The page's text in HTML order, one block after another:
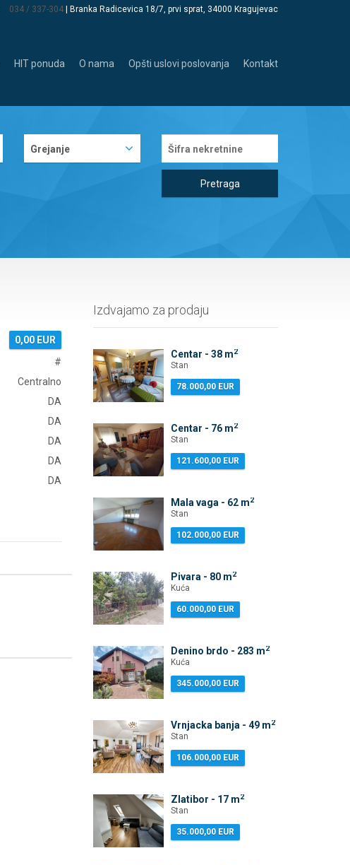
034 / 337-304 | Branka Radicevica 18/7, prvi sprat, 34000 Kragujevac
HIT ponuda O nama Opšti uslovi poslovanja Kontakt
Grejanje
Pretraga
0,00 EUR
#
Centralno
DA
DA
DA
DA
DA
Izdvajamo za prodaju
Centar - 38 m2
Stan
78.000,00 EUR
Centar - 76 m2
Stan
121.600,00 EUR
Mala vaga - 62 m2
Stan
102.000,00 EUR
Pivara - 80 m2
Kuća
60.000,00 EUR
Denino brdo - 283 m2
Kuća
345.000,00 EUR
Vrnjacka banja - 49 m2
Stan
106.000,00 EUR
Zlatibor - 17 m2
Stan
35.000,00 EUR